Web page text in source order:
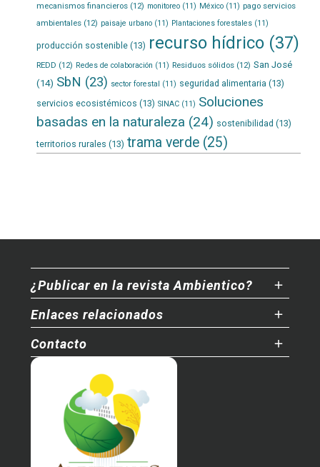
mecanismos financieros(12) monitoreo(11) México(11) pago servicios
ambientales(12) paisaje urbano(11) Plantaciones forestales(11)
producción sostenible(13) recurso hídrico(37)
REDD (12) Redes de colaboración (11) Residuos sólidos(12) San José
(14) SbN (23) sector forestal (11) seguridad alimentaria (13)
servicios ecosistémicos (13) SINAC(11) Soluciones
basadas en la naturaleza (24) sostenibilidad (13)
territorios rurales (13) trama verde(25)
¿Publicar en la revista Ambientico?
Enlaces relacionados
Contacto